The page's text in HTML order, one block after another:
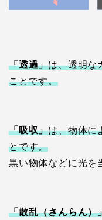
「透過」は、透明な
ことです。
「吸収」は、物体に
とです。
黒い物体などに光を
「散乱（さんらん）